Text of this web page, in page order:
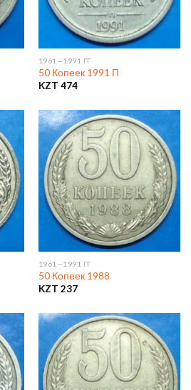
1961—1991 ГГ
50 Копеек 1991 П
KZT 474
1961—1991 ГГ
50 Копеек 1988
KZT 237